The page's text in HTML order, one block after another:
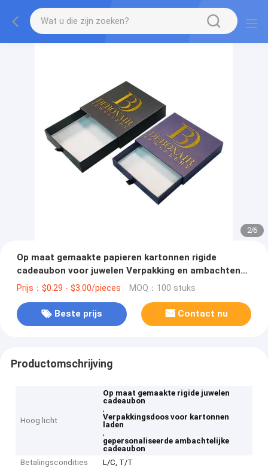
2/6
Op maat gemaakte papieren kartonnen rigide
cadeaubon voor juwelen Verpakking en ambachten
Op maat gemaakte bestelling
Prijs：$0.29 - $3.00/pieces MOQ：100 stuks
Beste prijs Contact nu
Productomschrijving
Hoog licht
Op maat gemaakte rigide juwelen
cadeaubon
,
Verpakkingsdoos voor kartonnen
laden
,
gepersonaliseerde ambachtelijke
cadeaubon
Betalingscondities
L/C, T/T